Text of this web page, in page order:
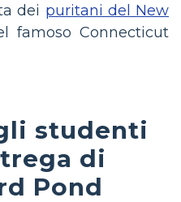
dei puritani del New
famoso Connecticut
studenti
di
Pond